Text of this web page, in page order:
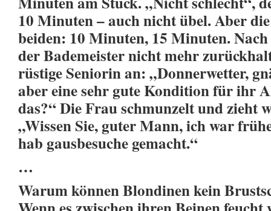
10 Minuten – auch nicht übel. Aber
beiden: 10 Minuten, 15 Minuten.
der Bademeister nicht mehr
rüstige Seniorin an: „Donnerwetter,
aber eine sehr gute Kondition für ihr
das?“ Die Frau schmunzelt und zieht
„Wissen Sie, guter Mann, ich war
hab gausbesuche gemacht.“
…
Warum können Blondinen kein